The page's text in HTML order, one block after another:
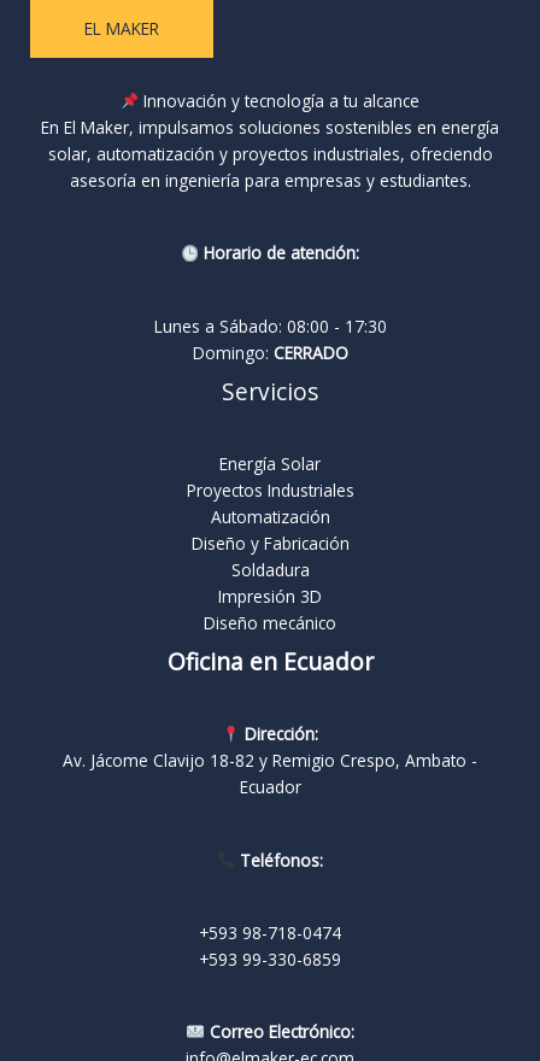
EL MAKER
Innovación y tecnología a tu alcance
En El Maker, impulsamos soluciones sostenibles en energía
solar, automatización y proyectos industriales, ofreciendo
asesoría en ingeniería para empresas y estudiantes.
Horario de atención:
Lunes a Sábado: 08:00 - 17:30
Domingo: CERRADO
Servicios
Energía Solar
Proyectos Industriales
Automatización
Diseño y Fabricación
Soldadura
Impresión 3D
Diseño mecánico
Oficina en Ecuador
Dirección:
Av. Jácome Clavijo 18-82 y Remigio Crespo, Ambato -
Ecuador
Teléfonos:
+593 98-718-0474
+593 99-330-6859
Correo Electrónico: